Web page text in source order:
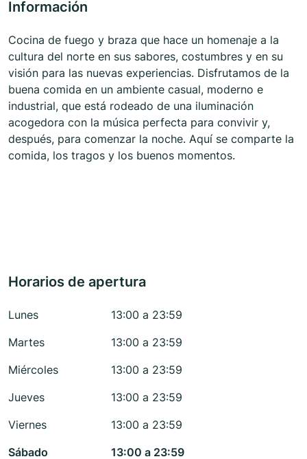
Información
Cocina de fuego y braza que hace un homenaje a la
cultura del norte en sus sabores, costumbres y en su
visión para las nuevas experiencias. Disfrutamos de la
buena comida en un ambiente casual, moderno e
industrial, que está rodeado de una iluminación
acogedora con la música perfecta para convivir y,
después, para comenzar la noche. Aquí se comparte la
comida, los tragos y los buenos momentos.
Horarios de apertura
Lunes
13:00 a 23:59
Martes
13:00 a 23:59
Miércoles
13:00 a 23:59
Jueves
13:00 a 23:59
Viernes
13:00 a 23:59
Sábado
13:00 a 23:59